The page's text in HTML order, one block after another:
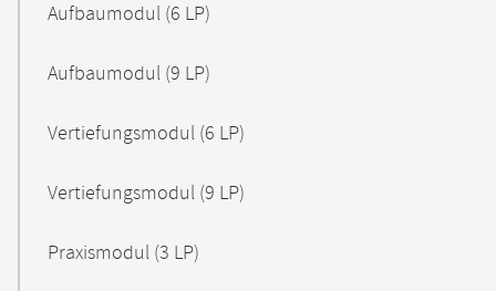
Aufbaumodul (6 LP)
Aufbaumodul (9 LP)
Vertiefungsmodul (6 LP)
Vertiefungsmodul (9 LP)
Praxismodul (3 LP)